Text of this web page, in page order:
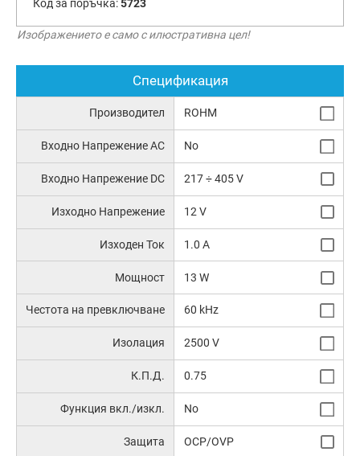
Код за поръчка:5723
Изображението е само с илюстративна цел!
Спецификация
Производител ROHM
Входно Напрежение AC No
Входно Напрежение DC 217 ÷ 405 V
Изходно Напрежение 12 V
Изходен Ток 1.0 A
Мощност 13 W
Честота на превключване 60 kHz
Изолация 2500 V
К.П.Д. 0.75
Функция вкл./изкл. No
Защита OCP/OVP